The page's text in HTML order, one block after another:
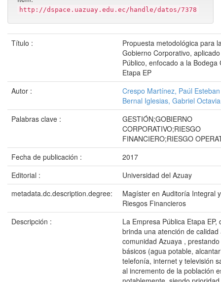
http://dspace.uazuay.edu.ec/handle/datos/7378
Título :
Propuesta metodológica para
Gobierno Corporativo,
Público, enfocado a la Bodega
Etapa EP
Autor :
Crespo Martínez, Paúl Esteban
Bernal Iglesias, Gabriel
Palabras clave :
GESTIÓN;GOBIERNO
CORPORATIVO;RIESGO
FINANCIERO;RIESGO
Fecha de publicación :
2017
Editorial :
Universidad del Azuay
metadata.dc.description.degree:
Magíster en Auditoría Integral
Riesgos Financieros
Descripción :
La Empresa Pública Etapa EP,
brinda una atención de calidad
comunidad Azuaya ,
básicos (agua potable,
telefonía, internet y televisión
al incremento de la población